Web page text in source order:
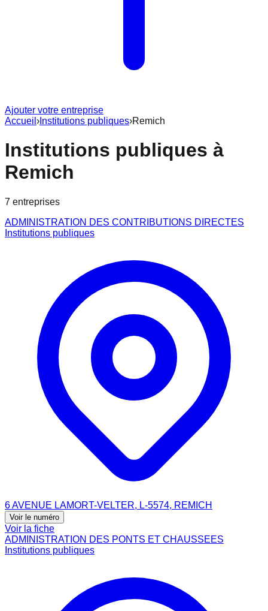
Ajouter votre entreprise
Accueil › Institutions publiques›Remich
Institutions publiques à
Remich
7 entreprises
ADMINISTRATION DES CONTRIBUTIONS DIRECTES
Institutions publiques
6 AVENUE LAMORT-VELTER, L-5574, REMICH
Voir le numéro
Voir la fiche
ADMINISTRATION DES PONTS ET CHAUSSEES
Institutions publiques